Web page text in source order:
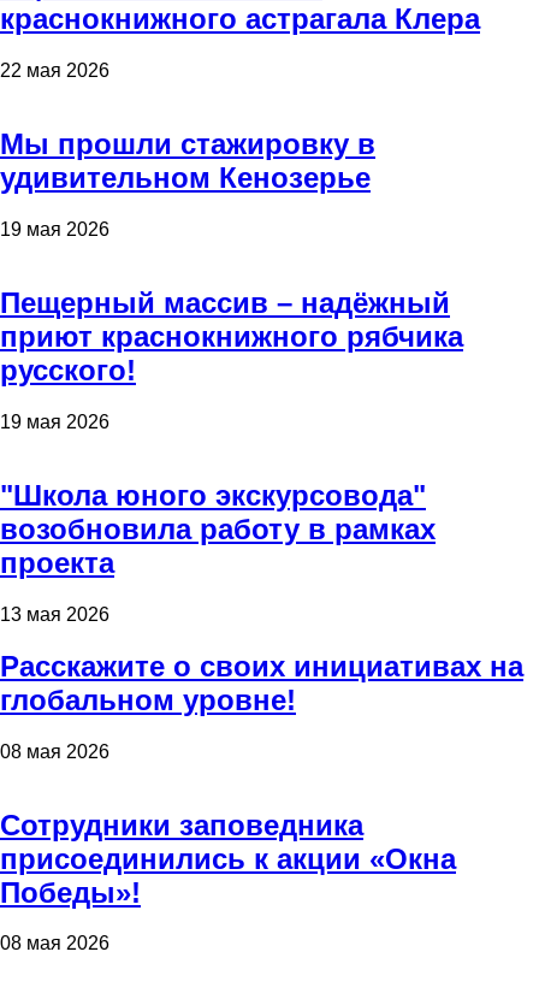
краснокнижного астрагала Клера
22 мая 2026
Мы прошли стажировку в
удивительном Кенозерье
19 мая 2026
Пещерный массив – надёжный
приют краснокнижного рябчика
русского!
19 мая 2026
"Школа юного экскурсовода"
возобновила работу в рамках
проекта
13 мая 2026
Расскажите о своих инициативах на
глобальном уровне!
08 мая 2026
Сотрудники заповедника
присоединились к акции «Окна
Победы»!
08 мая 2026